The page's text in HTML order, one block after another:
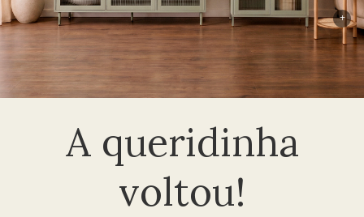
A queridinha
voltou!
+